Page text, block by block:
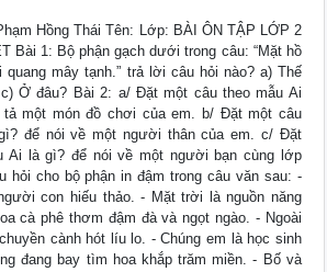
Hồng Thái Tên: Lớp: BÀI ÔN TẬP LỚP 2
Bài 1: Bộ phận gạch dưới trong câu: “Mặt hồ
mây tạnh.” trả lời câu hỏi nào? a) Thế
Ở đâu? Bài 2: a/ Đặt một câu theo mẫu Ai
tả một món đồ chơi của em. b/ Đặt một câu
để nói về một người thân của em. c/ Đặt
Ai là gì? để nói về một người bạn cùng lớp
hỏi cho bộ phận in đậm trong câu văn sau: -
con hiếu thảo. - Mặt trời là nguồn năng
cà phê thơm đậm đà và ngọt ngào. - Ngoài
cành hót líu lo. - Chúng em là học sinh
đang bay tìm hoa khắp trăm miền. - Bố và